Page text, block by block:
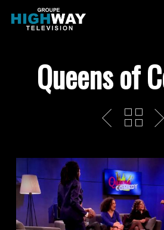
Queens of